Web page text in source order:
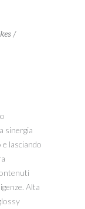
sinergia
lasciando
Alta